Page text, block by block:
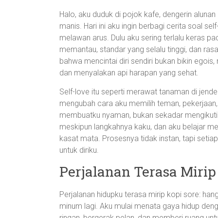
Halo, aku duduk di pojok kafe, dengerin
manis. Hari ini aku ingin berbagi cerita soal
melawan arus. Dulu aku sering terlalu keras
memantau, standar yang selalu tinggi, dan
bahwa mencintai diri sendiri bukan bikin
dan menyalakan api harapan yang sehat.
Self-love itu seperti merawat tanaman di
mengubah cara aku memilih teman,
membuatku nyaman, bukan sekadar
meskipun langkahnya kaku, dan aku belajar
kasat mata. Prosesnya tidak instan, tapi
untuk diriku.
Perjalanan Terasa
Perjalanan hidupku terasa mirip kopi sore:
minum lagi. Aku mulai menata gaya hidup